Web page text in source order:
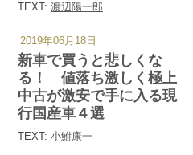
TEXT: 渡辺陽一郎
新車で買うと悲しくな
る！ 値落ち激しく極上
中古が激安で手に入る現
行国産車４選
TEXT: 小鮒康一
2019年06月18日